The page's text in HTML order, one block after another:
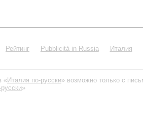
Рейтинг Pubblicità in Russia Италия
«Италия по-русски» возможно только с
»